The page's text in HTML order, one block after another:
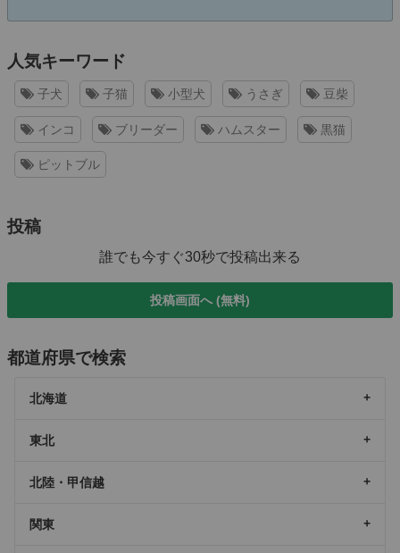
人気キーワード
子犬 子猫 小型犬 うさぎ 豆柴
インコ ブリーダー ハムスター 黒猫
ピットブル
投稿
誰でも今すぐ30秒で投稿出来る
投稿画面へ (無料)
都道府県で検索
北海道
東北
北陸・甲信越
関東